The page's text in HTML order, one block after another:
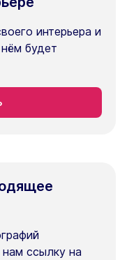
интерьера и
будет
нам ссылку на